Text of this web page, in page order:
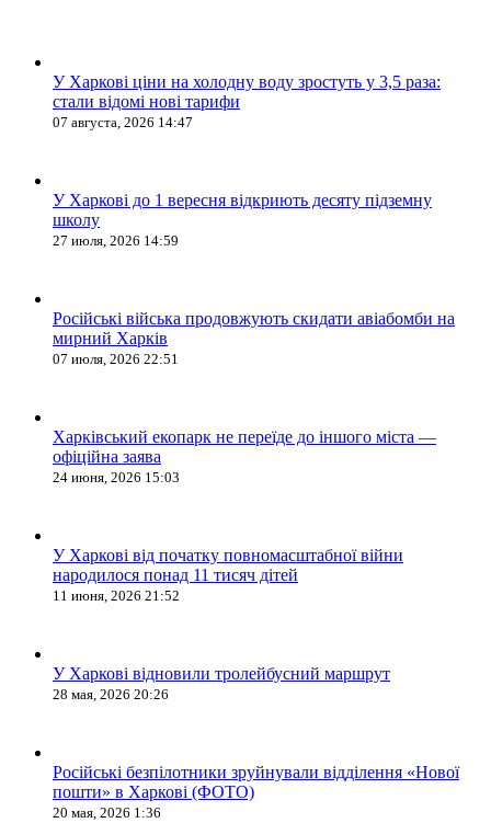
У Харкові ціни на холодну воду зростуть у 3,5 раза:
стали відомі нові тарифи
07 августа, 2026 14:47
У Харкові до 1 вересня відкриють десяту підземну
школу
27 июля, 2026 14:59
Російські війська продовжують скидати авіабомби на
мирний Харків
07 июля, 2026 22:51
Харківський екопарк не переїде до іншого міста —
офіційна заява
24 июня, 2026 15:03
У Харкові від початку повномасштабної війни
народилося понад 11 тисяч дітей
11 июня, 2026 21:52
У Харкові відновили тролейбусний маршрут
28 мая, 2026 20:26
Російські безпілотники зруйнували відділення «Нової
пошти» в Харкові (ФОТО)
20 мая, 2026 1:36